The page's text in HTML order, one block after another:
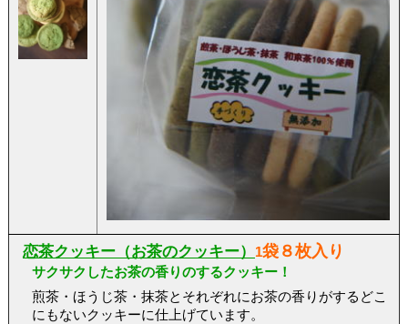
恋茶クッキー（お茶のクッキー） 1袋８枚入り
サクサクしたお茶の香りのするクッキー！
煎茶・ほうじ茶・抹茶とそれぞれにお茶の香りがするどこ
にもないクッキーに仕上げています。